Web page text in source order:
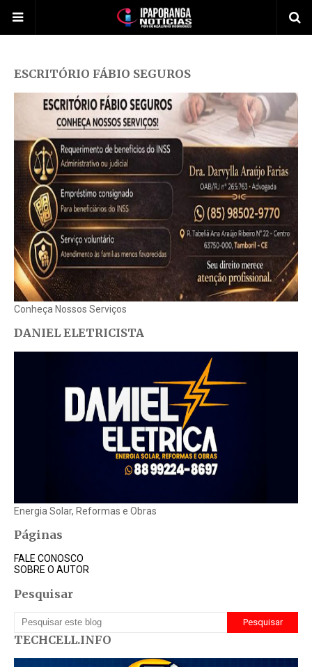
ESCRITÓRIO FÁBIO SEGUROS
Conheça Nossos Serviços
DANIEL ELETRICISTA
Energia Solar, Reformas e Obras
Páginas
FALE CONOSCO
SOBRE O AUTOR
Pesquisar
TECHCELL.INFO